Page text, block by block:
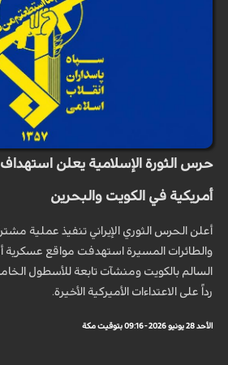
حرس الثورة الإسلامية يعلن
أمريكية في الكويت والبحرين
أعلن الحرس الثوري الإيراني تنفيذ عملية
والطائرات المسيرة استهدفت مواقع عسكرية
السالم بالكويت ومنشآت تابعة للأسطول
رداً على الاعتداءات الأميركية الأخيرة.
الأحد 28 يونيو 2026 - 09:16 بتوقيت مكة